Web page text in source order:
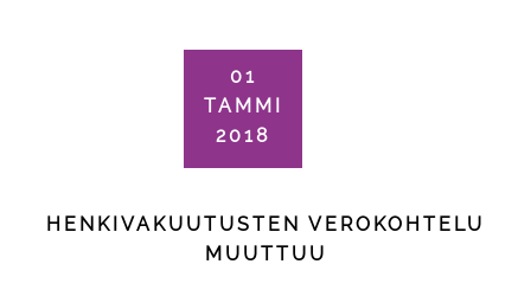
01
TAMMI
2018
HENKIVAKUUTUSTEN VEROKOHTELU
MUUTTUU